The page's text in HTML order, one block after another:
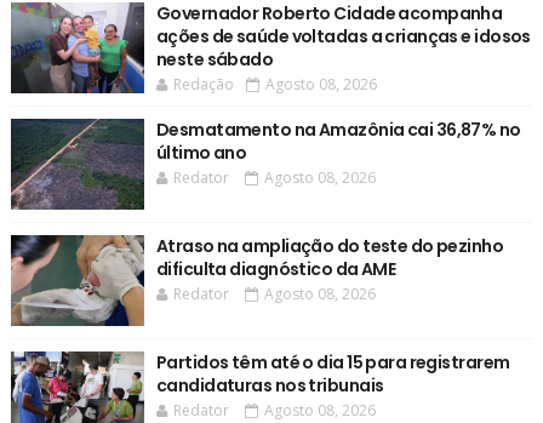
Governador Roberto Cidade acompanha
ações de saúde voltadas a crianças e idosos
neste sábado
Redação Agosto 08, 2026
Desmatamento na Amazônia cai 36,87% no
último ano
Redator Agosto 08, 2026
Atraso na ampliação do teste do pezinho
dificulta diagnóstico da AME
Redator Agosto 08, 2026
Partidos têm até o dia 15 para registrarem
candidaturas nos tribunais
Redator Agosto 08, 2026